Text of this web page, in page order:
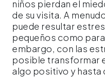
niños pierdan el
de su visita. A
puede resultar
pequeños como
embargo, con las
posible transformar
algo positivo y hasta